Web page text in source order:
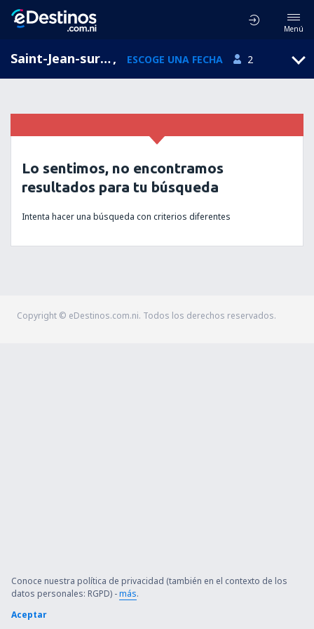
Menú
Saint-Jean-sur-Richelieu, Quebec, Canadá, ESCOGE UNA FECHA 2
Lo sentimos, no encontramos
resultados para tu búsqueda
Intenta hacer una búsqueda con criterios diferentes
Copyright © eDestinos.com.ni. Todos los derechos reservados.
Conoce nuestra política de privacidad (también en el contexto de los
datos personales: RGPD) -más.
Aceptar